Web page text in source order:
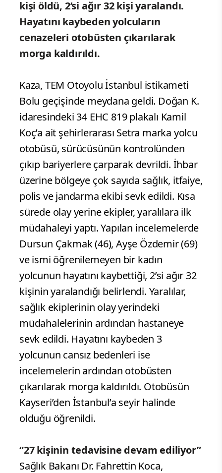
kişi öldü, 2’si ağır 32 kişi yaralandı.
Hayatını kaybeden yolcuların
cenazeleri otobüsten çıkarılarak
morga kaldırıldı.
Kaza, TEM Otoyolu İstanbul istikameti
Bolu geçişinde meydana geldi. Doğan K.
idaresindeki 34 EHC 819 plakalı Kamil
Koç’a ait şehirlerarası Setra marka yolcu
otobüsü, sürücüsünün kontrolünden
çıkıp bariyerlere çarparak devrildi. İhbar
üzerine bölgeye çok sayıda sağlık, itfaiye,
polis ve jandarma ekibi sevk edildi. Kısa
sürede olay yerine ekipler, yaralılara ilk
müdahaleyi yaptı. Yapılan incelemelerde
Dursun Çakmak (46), Ayşe Özdemir (69)
ve ismi öğrenilemeyen bir kadın
yolcunun hayatını kaybettiği, 2’si ağır 32
kişinin yaralandığı belirlendi. Yaralılar,
sağlık ekiplerinin olay yerindeki
müdahalelerinin ardından hastaneye
sevk edildi. Hayatını kaybeden 3
yolcunun cansız bedenleri ise
incelemelerin ardından otobüsten
çıkarılarak morga kaldırıldı. Otobüsün
Kayseri’den İstanbul’a seyir halinde
olduğu öğrenildi.
“27 kişinin tedavisine devam ediliyor”
Sağlık Bakanı Dr. Fahrettin Koca,